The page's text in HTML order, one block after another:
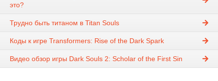
это?
Трудно быть титаном в Titan Souls
Коды к игре Transformers: Rise of the Dark Spark
Видео обзор игры Dark Souls 2: Scholar of the First Sin